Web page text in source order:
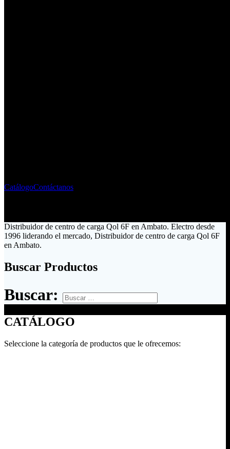
CatálogoContáctanos
Distribuidor de centro de carga Qol 6F en Ambato. Electro desde
1996 liderando el mercado, Distribuidor de centro de carga Qol 6F
en Ambato.
Buscar Productos
Buscar:
CATÁLOGO
Seleccione la categoría de productos que le ofrecemos: